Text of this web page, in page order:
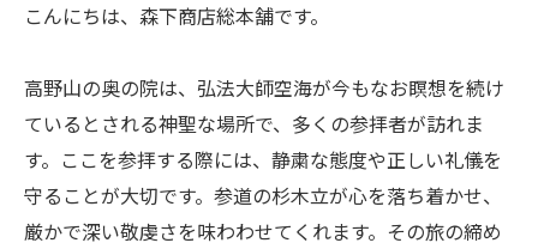
こんにちは、森下商店総本舗です。
高野山の奥の院は、弘法大師空海が今もなお瞑想を続け
ているとされる神聖な場所で、多くの参拝者が訪れま
す。ここを参拝する際には、静粛な態度や正しい礼儀を
守ることが大切です。参道の杉木立が心を落ち着かせ、
厳かで深い敬虔さを味わわせてくれます。その旅の締め